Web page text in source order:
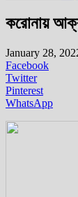
করোনায়
January 28,
Facebook
Twitter
Pinterest
WhatsApp